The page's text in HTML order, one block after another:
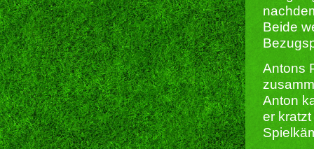
Beide
Antons
Anton
er